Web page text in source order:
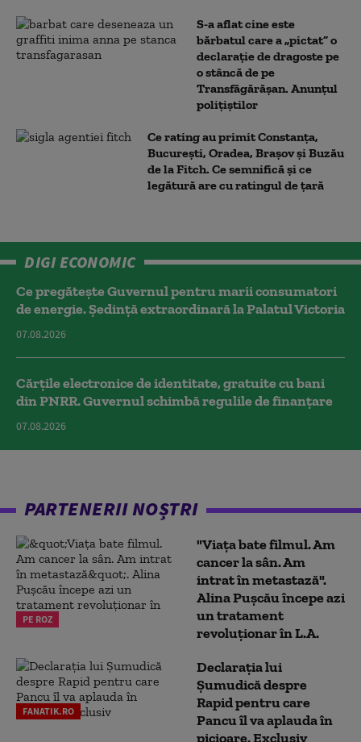
S-a aflat cine este
bărbatul care a „pictat” o
declarație de dragoste pe
o stâncă de pe
Transfăgărășan. Anunțul
polițiștilor
Ce rating au primit Constanța,
București, Oradea, Brașov și Buzău
de la Fitch. Ce semnifică și ce
legătură are cu ratingul de țară
DIGI ECONOMIC
Ce pregătește Guvernul pentru marii consumatori
de energie. Ședință extraordinară la Palatul Victoria
07.08.2026
Cărțile electronice de identitate, gratuite cu bani
din PNRR. Guvernul schimbă regulile de finanțare
07.08.2026
PARTENERII NOȘTRI
PE ROZ
"Viața bate filmul. Am
cancer la sân. Am
intrat în metastază".
Alina Pușcău începe azi
un tratament
revoluționar în L.A.
FANATIK.RO
Declarația lui
Șumudică despre
Rapid pentru care
Pancu îl va aplauda în
picioare. Exclusiv